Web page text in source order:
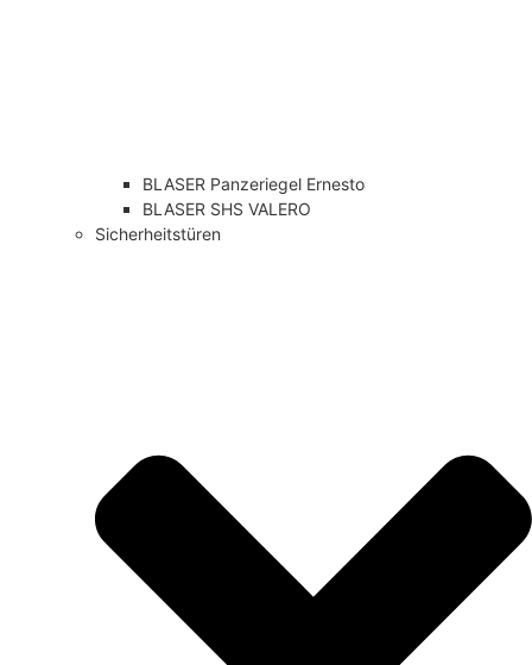
BLASER Panzeriegel Ernesto
BLASER SHS VALERO
Sicherheitstüren